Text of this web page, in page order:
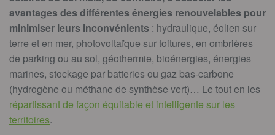
avantages des différentes énergies renouvelables pour
minimiser leurs inconvénients : hydraulique, éolien sur
terre et en mer, photovoltaïque sur toitures, en ombrières
de parking ou au sol, géothermie, bioénergies, énergies
marines, stockage par batteries ou gaz bas-carbone
(hydrogène ou méthane de synthèse vert)… Le tout en les
répartissant de façon équitable et intelligente sur les
territoires.